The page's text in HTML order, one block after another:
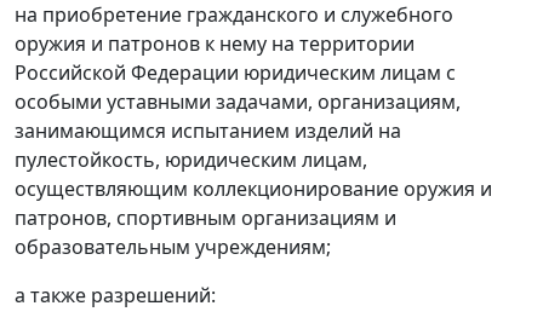
на приобретение гражданского и служебного
оружия и патронов к нему на территории
Российской Федерации юридическим лицам с
особыми уставными задачами, организациям,
занимающимся испытанием изделий на
пулестойкость, юридическим лицам,
осуществляющим коллекционирование оружия и
патронов, спортивным организациям и
образовательным учреждениям;
а также разрешений: